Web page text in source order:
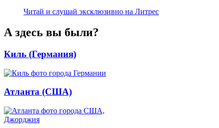
Читай и слушай эксклюзивно на Литрес
А здесь вы были?
Киль (Германия)
Атланта (США)